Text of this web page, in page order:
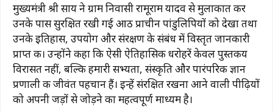
मुख्यमंत्री श्री साय ने ग्राम निवासी रामूराम यादव से मुलाकात कर
उनके पास सुरक्षित रखी गई आठ प्राचीन पांडुलिपियों को देखा तथा
उनके इतिहास, उपयोग और संरक्षण के संबंध में विस्तृत जानकारी
प्राप्त की। उन्होंने कहा कि ऐसी ऐतिहासिक धरोहरें केवल पुस्तकीय
विरासत नहीं, बल्कि हमारी सभ्यता, संस्कृति और पारंपरिक ज्ञान
प्रणाली की जीवंत पहचान हैं। इन्हें संरक्षित रखना आने वाली पीढ़ियों
को अपनी जड़ों से जोड़ने का महत्वपूर्ण माध्यम है।